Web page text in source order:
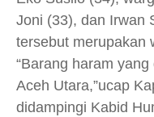
Joni (33), dan Irwan
tersebut merupakan
“Barang haram
Aceh Utara,”ucap
didampingi Kabid